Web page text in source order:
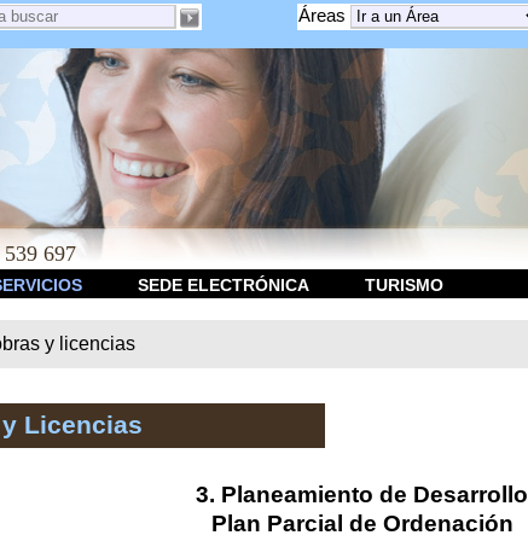
Áreas
697
SEDE ELECTRÓNICA TURISMO
y licencias
Licencias
3. Planeamiento de Desarrollo
Plan Parcial de Ordenación